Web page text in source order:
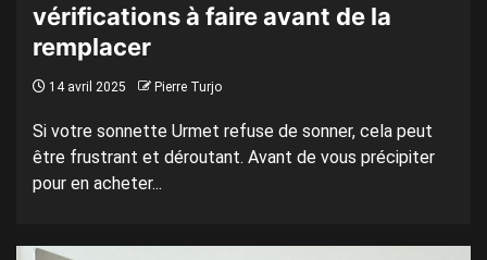
vérifications à faire avant de la
remplacer
14 avril 2025 Pierre Turjo
Si votre sonnette Urmet refuse de sonner, cela peut
être frustrant et déroutant. Avant de vous précipiter
pour en acheter...